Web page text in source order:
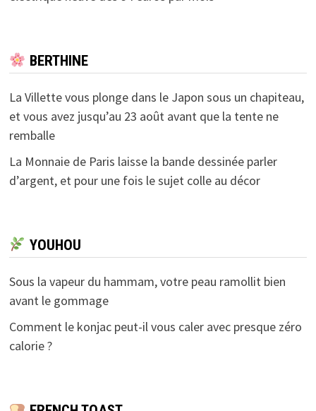
BERTHINE
La Villette vous plonge dans le Japon sous un chapiteau,
et vous avez jusqu’au 23 août avant que la tente ne
remballe
La Monnaie de Paris laisse la bande dessinée parler
d’argent, et pour une fois le sujet colle au décor
YOUHOU
Sous la vapeur du hammam, votre peau ramollit bien
avant le gommage
Comment le konjac peut-il vous caler avec presque zéro
calorie ?